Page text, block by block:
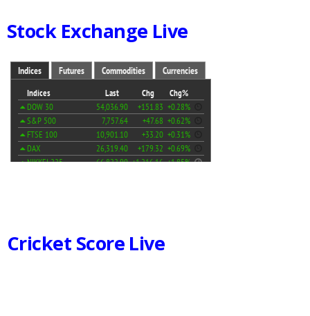
Stock Exchange Live
Cricket Score Live